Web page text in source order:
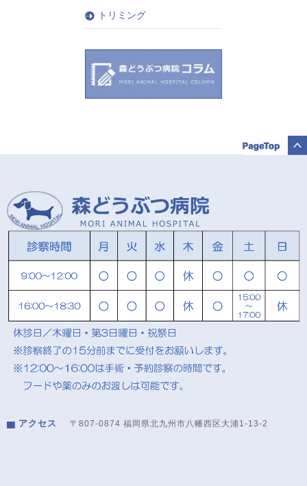
トリミング
アクセス 〒807-0874 福岡県北九州市八幡西区大浦1-13-2